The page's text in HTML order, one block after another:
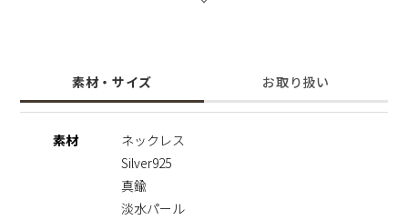
体差がございます。
その為、全長のサイズも異なりますのでご了承の程お願いいた
お楽しみいただけます。
※パールの個数については、ネックレスの長さに合わせて調整
※パールの形状、てり、えくぼ等による返品、交換はできませ
素材・サイズ お取り扱い
素材
ネックレス
Silver925
真鍮
淡水パール